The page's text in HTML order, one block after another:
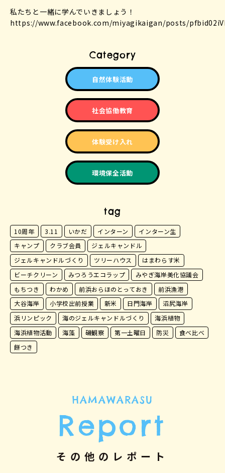
私たちと一緒に学んでいきましょう！
https://www.facebook.com/miyagikaigan/posts/
Category
自然体験活動
社会協働教育
体験受け入れ
環境保全活動
tag
10周年 3.11 いかだ インターン
インターン生
キャンプ
クラブ会員
ジェルキャンドル
ジェルキャンドルづくり
ツリーハウス
はまわらす米
ビーチクリーン
みつろうエコラップ
みやぎ海岸美化協議会
もちつき
わかめ 前浜おらほのとっておき
前浜漁港
大谷海岸
小学校出前授業 新米 日門海岸
沼尻海岸
浜リンピック
海のジェルキャンドルづくり
海浜植物
海浜植物活動
海藻 磯観察 第一土曜日 防災
食べ比べ
餅つき
HAMAWARASU
Report
その他のレポート